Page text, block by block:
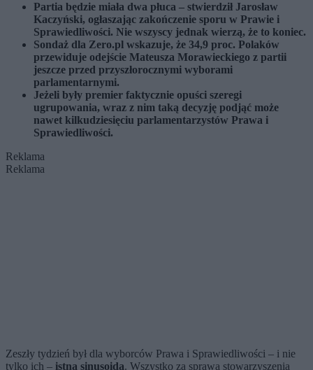
Partia będzie miała dwa płuca – stwierdził Jarosław
Kaczyński, ogłaszając zakończenie sporu w Prawie i
Sprawiedliwości. Nie wszyscy jednak wierzą, że to koniec.
Sondaż dla Zero.pl wskazuje, że 34,9 proc. Polaków
przewiduje odejście Mateusza Morawieckiego z partii
jeszcze przed przyszłorocznymi wyborami
parlamentarnymi.
Jeżeli były premier faktycznie opuści szeregi
ugrupowania, wraz z nim taką decyzję podjąć może
nawet kilkudziesięciu parlamentarzystów Prawa i
Sprawiedliwości.
Reklama
Reklama
Zeszły tydzień był dla wyborców Prawa i Sprawiedliwości – i nie
tylko ich – istną sinusoidą. Wszystko za sprawą stowarzyszenia